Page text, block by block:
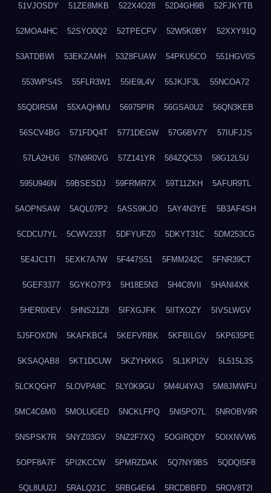
51VJOSDY 51ZE8MKB 522X4O28 52D4GH9B 52FJKYTB
52MOA4HC 52SYO0Q2 52TPECFV 52W5K0BY 52XXY91Q
53ATDBWI 53EKZAMH 53Z8FUAW 54PKU5CO 551HGV0S
553WPS4S 55FLR3W1 55IE9L4V 55JKJF3L 55NCOA72
55QDIRSM 55XAQHMU 56975PIR 56GSA0U2 56QN3KEB
56SCV4BG 571FDQ4T 5771DEGW 57G6BV7Y 57IUFJJS
57LA2HJ6 57N9R0VG 57Z141YR 584ZQC53 58G12L5U
595U946N 59BSESDJ 59FRMR7X 59T11ZKH 5AFUR9TL
5AOPNSAW 5AQL07P2 5ASS9KJO 5AY4N3YE 5B3AF4SH
5CDCU7YL 5CWV233T 5DFYUFZ0 5DKYT31C 5DM253CG
5E4JC1TI 5EXK7A7W 5F447S51 5FMM242C 5FNR39CT
5GEF3377 5GYKO7P3 5H18E5N3 5H4C8VII 5HANI4XK
5HER0XEV 5HNS21Z8 5IFXGJFK 5IITXOZY 5IVSLWGV
5J5FOXDN 5KAFKBC4 5KEFVRBK 5KFBILGV 5KP635PE
5KSAQAB8 5KT1DCUW 5KZYHXKG 5L1KPI2V 5L515L3S
5LCKQGH7 5LOVPA8C 5LY0K9GU 5M4U4YA3 5M8JMWFU
5MC4C6M0 5MOLUGED 5NCKLFPQ 5NI5PO7L 5NROBV9R
5NSPSK7R 5NYZ03GV 5NZ2F7XQ 5OGIRQDY 5OIXNVW6
5OPF8A7F 5PI2KCCW 5PMRZDAK 5Q7NY9BS 5QDQI5F8
5QL8UU2J 5RALQ21C 5RBG4E64 5RCDBBFD 5ROV8T2I